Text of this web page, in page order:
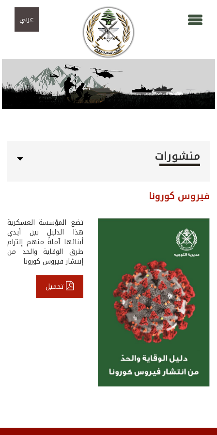
عربي
منشورات
فيروس كورونا
تضع المؤسسة العسكرية
هذا الدليل بين أيدي
أبنائها آملةً منهم إلتزام
طرق الوقاية والحد من
إنتشار فيروس كورونا
تحميل